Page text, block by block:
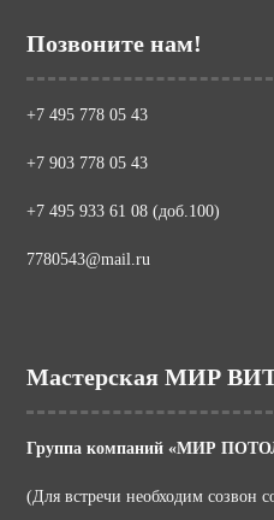
Позвоните нам!
+7 495 778 05 43
+7 903 778 05 43
+7 495 933 61 08 (доб.100)
7780543@mail.ru
Мастерская МИР
Группа компаний «МИР
(Для встречи необходим созвон